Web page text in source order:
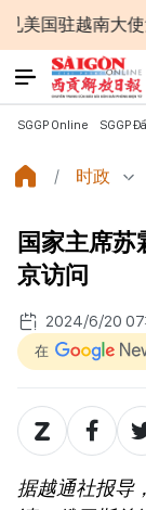
南大使詹妮弗·
SGGP Online SGGP
时政
国家主席苏
京访问
2024/6/20
在
据越通社报导